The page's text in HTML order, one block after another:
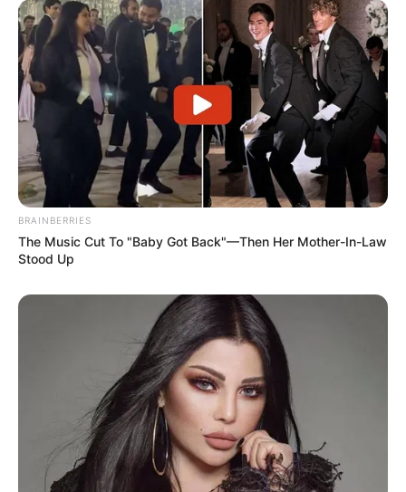
BRAINBERRIES
The Music Cut To "Baby Got Back"—Then Her Mother-In-Law
Stood Up